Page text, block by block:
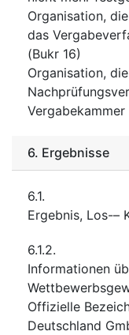
Organisation,
das
(Bukr 16)
Organisation,
Vergabekammer
6. Ergebnisse
6.1.
Ergebnis, Los-–
6.1.2.
Informationen
Offizielle
Deutschland